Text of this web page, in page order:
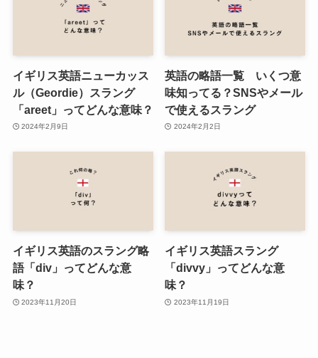
イギリス英語ニューカッス
ル（Geordie）スラング
「areet」ってどんな意味？
2024年2月9日
英語の略語一覧 いくつ意
味知ってる？SNSやメール
で使えるスラング
2024年2月2日
イギリス英語のスラング略
語「div」ってどんな意
味？
2023年11月20日
イギリス英語スラング
「divvy」ってどんな意
味？
2023年11月19日